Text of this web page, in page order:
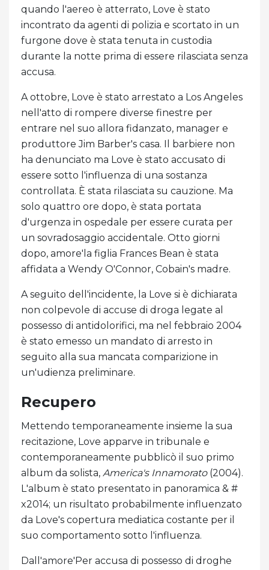
quando l'aereo è atterrato, Love è stato
incontrato da agenti di polizia e scortato in un
furgone dove è stata tenuta in custodia
durante la notte prima di essere rilasciata senza
accusa.
A ottobre, Love è stato arrestato a Los Angeles
nell'atto di rompere diverse finestre per
entrare nel suo allora fidanzato, manager e
produttore Jim Barber's casa. Il barbiere non
ha denunciato ma Love è stato accusato di
essere sotto l'influenza di una sostanza
controllata. È stata rilasciata su cauzione. Ma
solo quattro ore dopo, è stata portata
d'urgenza in ospedale per essere curata per
un sovradosaggio accidentale. Otto giorni
dopo, amore'la figlia Frances Bean è stata
affidata a Wendy O'Connor, Cobain's madre.
A seguito dell'incidente, la Love si è dichiarata
non colpevole di accuse di droga legate al
possesso di antidolorifici, ma nel febbraio 2004
è stato emesso un mandato di arresto in
seguito alla sua mancata comparizione in
un'udienza preliminare.
Recupero
Mettendo temporaneamente insieme la sua
recitazione, Love apparve in tribunale e
contemporaneamente pubblicò il suo primo
album da solista, America's Innamorato(2004).
L'album è stato presentato in panoramica & #
x2014; un risultato probabilmente influenzato
da Love's copertura mediatica costante per il
suo comportamento sotto l'influenza.
Dall'amore'Per accusa di possesso di droghe